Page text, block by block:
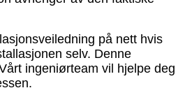
på nett hvis
selv. Denne
ingeniørteam vil hjelpe deg